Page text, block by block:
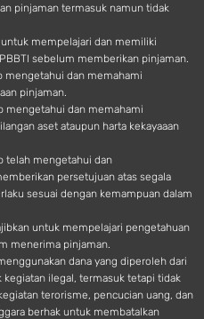
pinjaman termasuk namun tidak
mempelajari dan memiliki
sebelum memberikan pinjaman.
mengetahui dan memahami
pinjaman.
mengetahui dan memahami
aset ataupun harta kekayaaan
telah mengetahui dan
persetujuan atas segala
sesuai dengan kemampuan dalam
untuk mempelajari pengetahuan
menerima pinjaman.
dana yang diperoleh dari
ilegal, termasuk tetapi tidak
terorisme, pencucian uang, dan
berhak untuk membatalkan